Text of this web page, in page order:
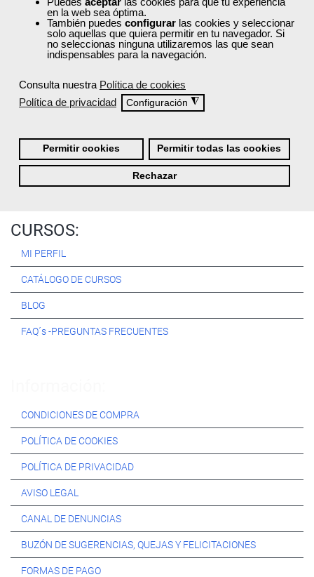
en la web sea óptima.
También puedes configurar las cookies y seleccionar
solo aquellas que quiera permitir en tu navegador. Si
no seleccionas ninguna utilizaremos las que sean
indispensables para la navegación.
Consulta nuestra Política de cookies
Política de privacidad
Configuración ◮
Permitir cookies Permitir todas las cookies
Rechazar
Quiénes Somos:
Especialistas en consultoría y formación para el empleo
Nuestro objetivo diario es, única y exclusivamente, ayudarte a
conseguir tus metas profesionales ofreciéndote los mejores
CURSOS:
MI PERFIL
CATÁLOGO DE CURSOS
BLOG
FAQ´s -PREGUNTAS FRECUENTES
CONDICIONES DE COMPRA
POLÍTICA DE COOKIES
POLÍTICA DE PRIVACIDAD
AVISO LEGAL
CANAL DE DENUNCIAS
BUZÓN DE SUGERENCIAS, QUEJAS Y FELICITACIONES
FORMAS DE PAGO